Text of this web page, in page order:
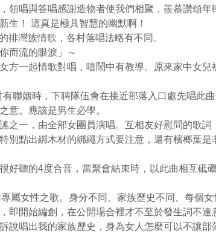
領唱與答唱感謝造物者使我們相聚，羨慕讚頌年
生！ 這真是極具智慧的幽默啊！
排灣族情歌，各村落唱法略有不同。
而流的眼淚」～
方一起情歌對唱，嘻鬧中有教導。原來家中女兒
聯姻時，下聘隊伍會在接近部落入口處先唱此
意。應該是男生必學。
之一，由全部女團員演唱。互相友好慰問的歌詞
別點出綁木材的綁繩方式要注意，還有檳榔葉是
好聽的4度合音，當聚會結束時，以此曲相互砥
屬女性之歌。身分不同、家族歷史不同、每個女
即開始編創，在公開場合裡才不至於發生詞不達
說唱出我的家族歷史，身為女人怎麼可以不讓部